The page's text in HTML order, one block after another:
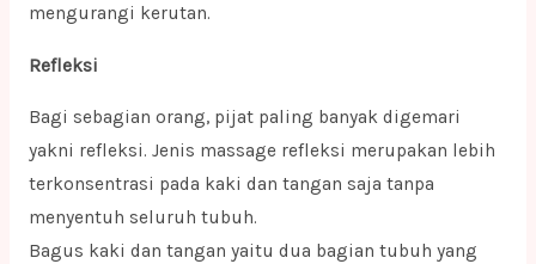
mengurangi kerutan.
Refleksi
Bagi sebagian orang, pijat paling banyak digemari
yakni refleksi. Jenis massage refleksi merupakan lebih
terkonsentrasi pada kaki dan tangan saja tanpa
menyentuh seluruh tubuh.
Bagus kaki dan tangan yaitu dua bagian tubuh yang